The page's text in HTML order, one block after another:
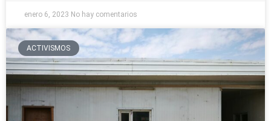
enero 6, 2023 No hay comentarios
ACTIVISMOS